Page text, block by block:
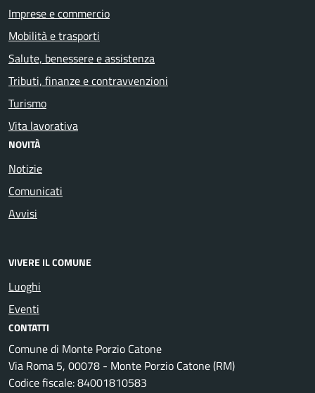
Imprese e commercio
Mobilità e trasporti
Salute, benessere e assistenza
Tributi, finanze e contravvenzioni
Turismo
Vita lavorativa
NOVITÀ
Notizie
Comunicati
Avvisi
VIVERE IL COMUNE
Luoghi
Eventi
CONTATTI
Comune di Monte Porzio Catone
Via Roma 5, 00078 - Monte Porzio Catone (RM)
Codice fiscale: 84001810583